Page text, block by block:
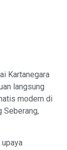
Kartanegara
langsung
modern di
Seberang,